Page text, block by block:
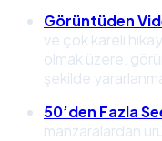
Görüntüden
ve çok kareli
olmak üzere,
şekilde
50’den Fazla
manzaralardan